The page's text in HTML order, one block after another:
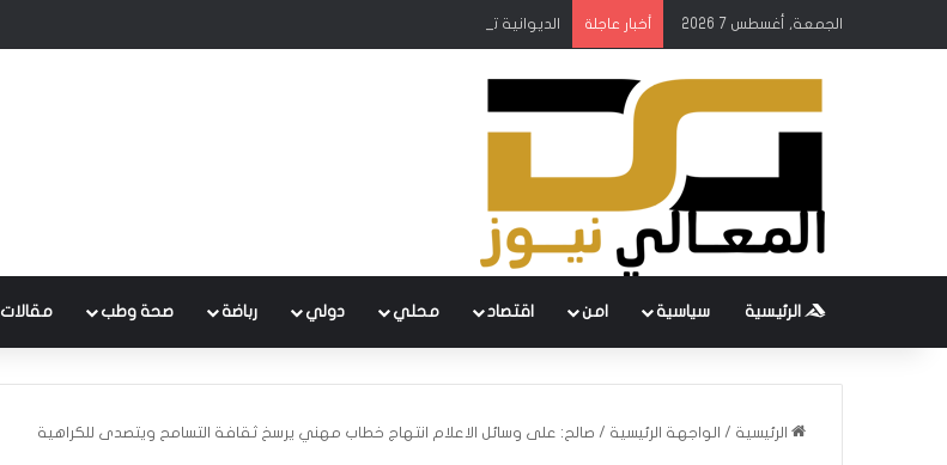
الجمعة, أغسطس 7 2026 أخبار عاجلة الديوانية تطلق حملة كبرى لرفع النفايات وصيانة شبكات الصرف الصحي
الرئيسية سياسية امن اقتصاد محلي دولي رباضة صحة وطب مقالات
الرئيسية / الواجهة الرئيسية / صالح: على وسائل الاعلام انتهاج خطاب مهني يرسخ ثقافة التسامح ويتصدى للكراهية